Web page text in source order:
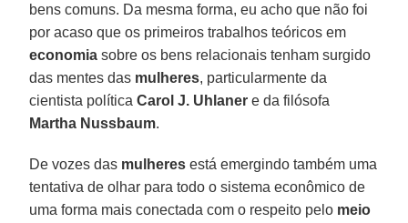
bens comuns. Da mesma forma, eu acho que não foi
por acaso que os primeiros trabalhos teóricos em
economia sobre os bens relacionais tenham surgido
das mentes das mulheres, particularmente da
cientista políticaCarol J. Uhlaner e da filósofa
Martha Nussbaum.
De vozes das mulheres está emergindo também uma
tentativa de olhar para todo o sistema econômico de
uma forma mais conectada com o respeito pelo meio